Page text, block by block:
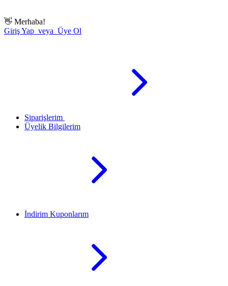
👋 Merhaba!
Giriş Yap veya Üye Ol
Siparişlerim
Üyelik Bilgilerim
İndirim Kuponlarım